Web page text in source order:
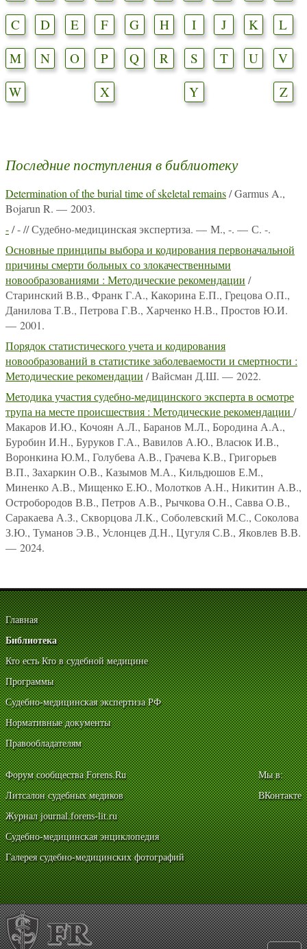
C
D E F G H I J K
L
M
N O P Q R S T U
V
W
X Y Z
Последние поступления в библиотеку
Determination of the burial time of skeletal remains/ Garmus A.,
Bojarun R. — 2003.
-/ - // Судебно-медицинская экспертиза. — М., -. — С. -.
Основные принципы выбора и кодирования первоначальной
причины смерти больных со злокачественными
новообразованиями : Методические рекомендации /
Старинский В.В., Франк Г.А., Какорина Е.П., Грецова О.П.,
Данилова Т.В., Петрова Г.В., Харченко Н.В., Простов Ю.И.
— 2001.
Порядок статистического учета и кодирования
новообразований в статистике заболеваемости и смертности :
Методические рекомендации / Вайсман Д.Ш. — 2022.
Методика участия судебно-медицинского эксперта в осмотре
трупа на месте происшествия : Методические рекомендации /
Макаров И.Ю., Кочоян А.Л., Баранов М.Л., Бородина А.А.,
Буробин И.Н., Буруков Г.А., Вавилов А.Ю., Власюк И.В.,
Воронкина Ю.М., Голубева А.В., Грачева К.В., Григорьев
В.П., Захаркин О.В., Казымов М.А., Кильдюшов Е.М.,
Миненко А.В., Мищенко Е.Ю., Молотков А.Н., Никитин А.В.,
Остробородов В.В., Петров А.В., Рычкова О.Н., Савва О.В.,
Саракаева А.З., Скворцова Л.К., Соболевский М.С., Соколова
З.Ю., Туманов Э.В., Услонцев Д.Н., Цугуля С.В., Яковлев В.В.
— 2024.
Главная
Библиотека
Кто есть Кто в судебной медицине
Программы
Судебно-медицинская экспертиза РФ
Нормативные документы
Правообладателям
Форум сообщества Forens.Ru
Литсалон судебных медиков
Журнал journal.forens-lit.ru
Судебно-медицинская энциклопедия
Галерея судебно-медицинских фотографий
Мы в:
ВКонтакте